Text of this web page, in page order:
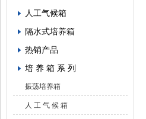
人工气候箱
隔水式培养箱
热销产品
培 养 箱 系 列
振荡培养箱
人 工 气 候 箱